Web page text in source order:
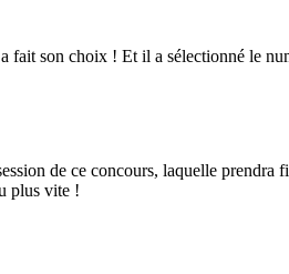
fait son choix ! Et il a sélectionné le
de ce concours, laquelle
plus vite !